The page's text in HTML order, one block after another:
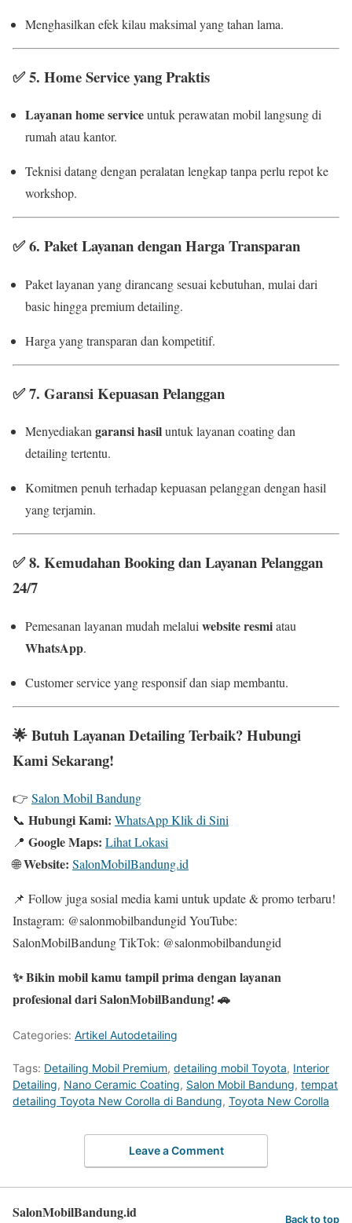
Menghasilkan efek kilau maksimal yang tahan lama.
✅5. Home Service yang Praktis
Layanan home serviceuntuk perawatan mobil langsung di
rumah atau kantor.
Teknisi datang dengan peralatan lengkap tanpa perlu repot ke
workshop.
✅6. Paket Layanan dengan Harga Transparan
Paket layanan yang dirancang sesuai kebutuhan, mulai dari
basic hingga premium detailing.
Harga yang transparan dan kompetitif.
✅7. Garansi Kepuasan Pelanggan
Menyediakangaransi hasiluntuk layanan coating dan
detailing tertentu.
Komitmen penuh terhadap kepuasan pelanggan dengan hasil
yang terjamin.
✅8. Kemudahan Booking dan Layanan Pelanggan
24/7
Pemesanan layanan mudah melalui website resmiatau
WhatsApp.
Customer service yang responsif dan siap membantu.
🌟Butuh Layanan Detailing Terbaik? Hubungi
Kami Sekarang!
👉 Salon Mobil Bandung
📞 Hubungi Kami: WhatsApp Klik di Sini
📍 Google Maps: Lihat Lokasi
🌐Website: SalonMobilBandung.id
📌 Follow juga sosial media kami untuk update & promo terbaru!
Instagram: @salonmobilbandungid YouTube:
SalonMobilBandung TikTok: @salonmobilbandungid
✨ Bikin mobil kamu tampil prima dengan layanan
profesional dari SalonMobilBandung! 🚗
Categories: Artikel Autodetailing
Tags: Detailing Mobil Premium, detailing mobil Toyota, Interior
Detailing, Nano Ceramic Coating, Salon Mobil Bandung, tempat
detailing Toyota New Corolla di Bandung, Toyota New Corolla
Leave a Comment
SalonMobilBandung.id Back to top